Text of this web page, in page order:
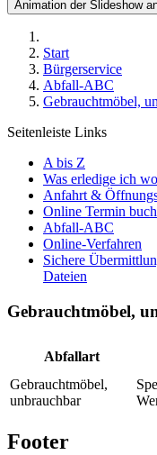
Animation der Slideshow
Start
Bürgerservice
Abfall-ABC
Gebrauchtmöbel,
Seitenleiste Links
A bis Z
Was erledige ich wo
Anfahrt &
Online Termin
Abfall-ABC
Online-Verfahren
Sichere
Dateien
Gebrauchtmöbel,
Abfallart
Gebrauchtmöbel,
unbrauchbar
Footer